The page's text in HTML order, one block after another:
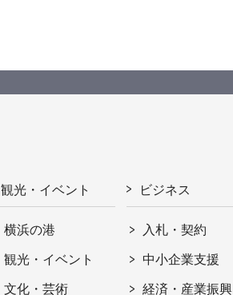
観光・イベント
横浜の港
観光・イベント
文化・芸術
ビジネス
入札・契約
中小企業支援
経済・産業振興